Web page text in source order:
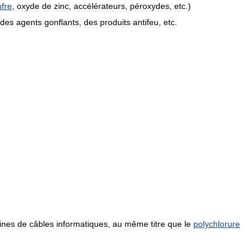
oxyde de zinc accélérateurs péroxydes etc .)
des agents gonflants des produits antifeu etc
de câbles informatiques au même titre que le polychlorure